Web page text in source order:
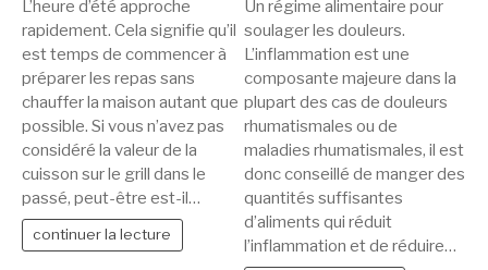
L’heure d’été approche
rapidement. Cela signifie qu’il
est temps de commencer à
préparer les repas sans
chauffer la maison autant que
possible. Si vous n’avez pas
considéré la valeur de la
cuisson sur le grill dans le
passé, peut-être est-il…
continuer la lecture
Un régime alimentaire pour
soulager les douleurs.
L’inflammation est une
composante majeure dans la
plupart des cas de douleurs
rhumatismales ou de
maladies rhumatismales, il est
donc conseillé de manger des
quantités suffisantes
d’aliments qui réduit
l’inflammation et de réduire…